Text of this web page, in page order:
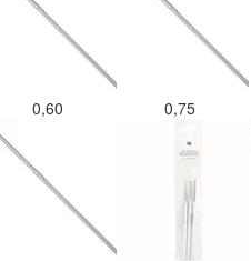
0,60 0,75